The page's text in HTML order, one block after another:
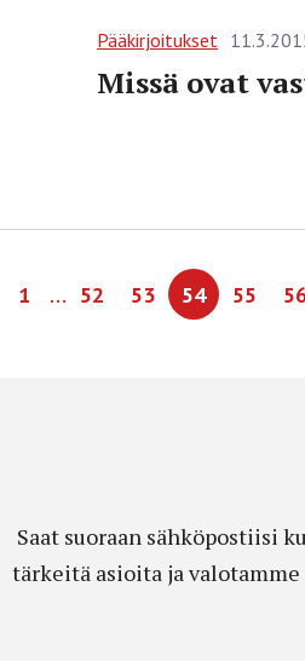
Pääkirjoitukset
Missä ovat
1 … 52 53 54 55
Saat suoraan sähköpostiisi
tärkeitä asioita ja